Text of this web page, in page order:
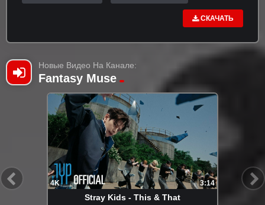
СКАЧАТЬ
Новые Видео На Канале:
Fantasy Muse
4K 3:14
Stray Kids - This & That